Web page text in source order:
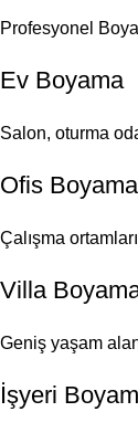
Profesyonel
Ev Boyama
Salon, oturma
Ofis Boyama
Çalışma
Villa
Geniş yaşam
İşyeri